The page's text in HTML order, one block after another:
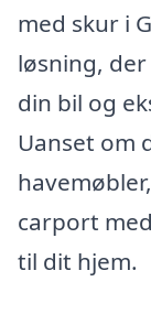
med skur i
løsning,
din bil og
Uanset om
carport
til dit hjem.